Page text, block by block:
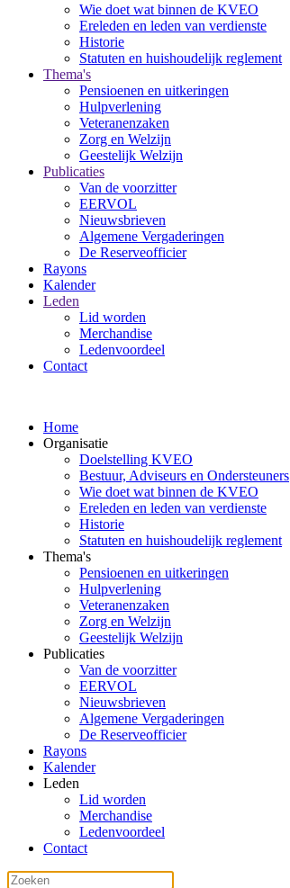
Wie doet wat binnen de KVEO
Ereleden en leden van verdienste
Historie
Statuten en huishoudelijk reglement
Thema's
Pensioenen en uitkeringen
Hulpverlening
Veteranenzaken
Zorg en Welzijn
Geestelijk Welzijn
Publicaties
Van de voorzitter
EERVOL
Nieuwsbrieven
Algemene Vergaderingen
De Reserveofficier
Rayons
Kalender
Leden
Lid worden
Merchandise
Ledenvoordeel
Contact
Home
Organisatie
Doelstelling KVEO
Bestuur, Adviseurs en Ondersteuners
Wie doet wat binnen de KVEO
Ereleden en leden van verdienste
Historie
Statuten en huishoudelijk reglement
Thema's
Pensioenen en uitkeringen
Hulpverlening
Veteranenzaken
Zorg en Welzijn
Geestelijk Welzijn
Publicaties
Van de voorzitter
EERVOL
Nieuwsbrieven
Algemene Vergaderingen
De Reserveofficier
Rayons
Kalender
Leden
Lid worden
Merchandise
Ledenvoordeel
Contact